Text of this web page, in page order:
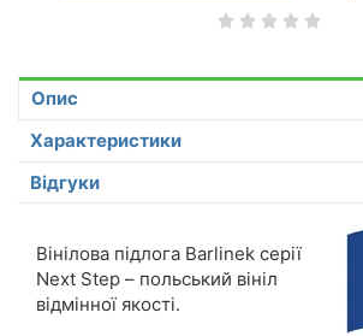
Опис
Характеристики
Відгуки
Вінілова підлога Barlinek серії
Next Step – польський вініл
відмінної якості.